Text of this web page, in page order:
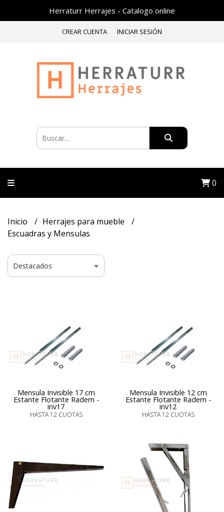
Herraturr Herrajes - Catalogo online
CREAR CUENTA INICIAR SESIÓN
0
Inicio
Herrajes para mueble
Escuadras y Mensulas
Mensula Invisible 17 cm
Estante Flotante Radem -
inv17
HASTA 12 CUOTAS
Mensula Invisible 12 cm
Estante Flotante Radem -
inv12
HASTA 12 CUOTAS